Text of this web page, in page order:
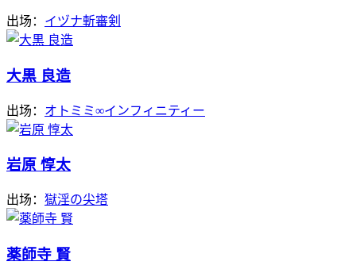
出场： イヅナ斬審剣
大黒 良造
出场： オトミミ∞インフィニティー
岩原 惇太
出场： 獄淫の尖塔
薬師寺 賢